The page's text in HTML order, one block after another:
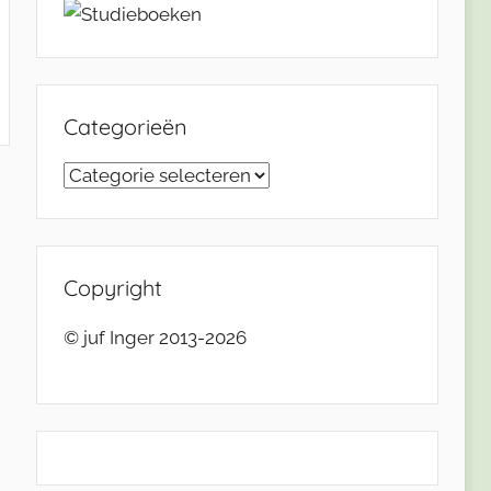
Categorieën
Categorieën
Copyright
© juf Inger 2013-2026